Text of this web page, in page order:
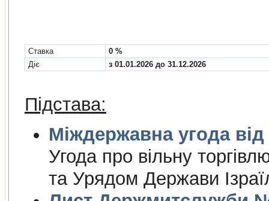
Cтавка
0 %
Діє
з 01.01.2026 до 31.12.2026
Підстава:
Угода про вiльну
та Урядом Держави